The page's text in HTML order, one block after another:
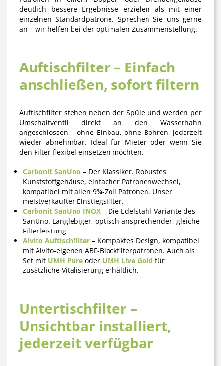
deutlich bessere Ergebnisse erzielen als mit einer
einzelnen Standardpatrone. Sprechen Sie uns gerne
an – wir helfen bei der optimalen Zusammenstellung.
Auftischfilter – Einfach
anschließen, sofort filtern
Auftischfilter stehen neben der Spüle und werden per
Umschaltventil direkt an den Wasserhahn
angeschlossen – ohne Einbau, ohne Bohren, jederzeit
wieder abnehmbar. Ideal für Mieter oder wenn Sie
den Filter flexibel einsetzen möchten.
Carbonit SanUno – Der Klassiker. Robustes
Kunststoffgehäuse, einfacher Patronenwechsel,
kompatibel mit allen 9¾-Zoll Patronen. Unser
meistverkaufter Einstiegsfilter.
Carbonit SanUno INOX – Die Edelstahl-Variante des
SanUno. Langlebiger, optisch ansprechender, gleiche
Filterleistung.
Alvito Auftischfilter – Kompaktes Design, kompatibel
mit Alvito-eigenen ABF-Blockfilterpatronen. Auch als
Set mit UMH Pure oder UMH Live Gold für
zusätzliche Vitalisierung erhältlich.
Untertischfilter –
Unsichtbar installiert,
jederzeit verfügbar